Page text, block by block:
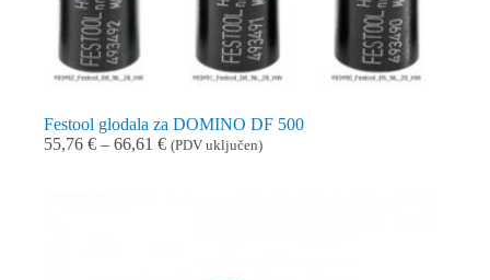
Festool glodala za DOMINO DF 500
55,76 € – 66,61 €Raspon
(PDV uključen)